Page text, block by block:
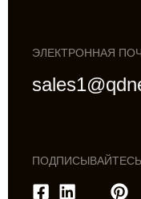
ЭЛЕКТРОННАЯ